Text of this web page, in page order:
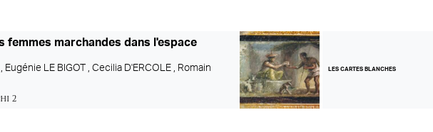
femmes marchandes dans l'espace
Eugénie LE BIGOT ,Cecilia D'ERCOLE ,
Romain
2
LES CARTES BLANCHES